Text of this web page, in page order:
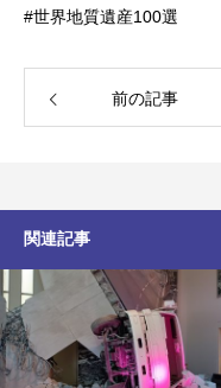
#世界地質遺産100選
前の記事
関連記事